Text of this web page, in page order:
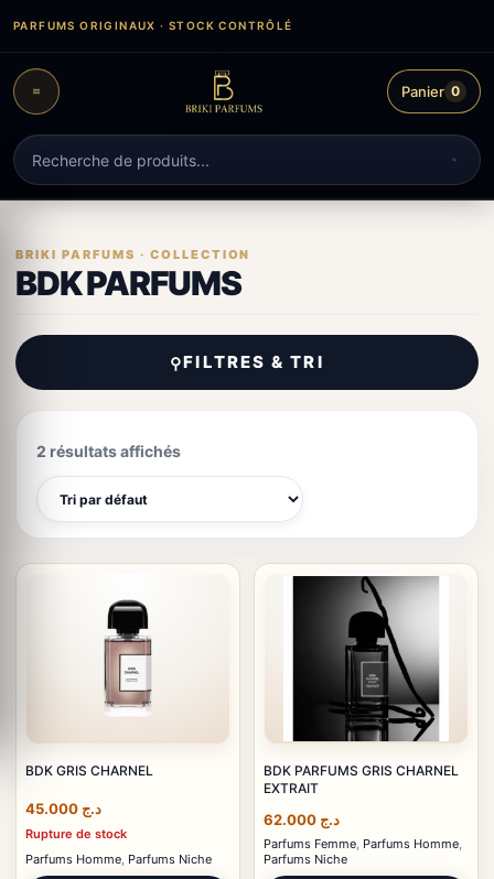
contenu
PARFUMS ORIGINAUX · STOCK CONTRÔLÉ
Recherche
de
produits
Panier 0
BDK PARFUMS
⚲FILTRES & TRI
2 résultats affichés
BDK GRIS CHARNEL
د.ج
Rupture de stock
Parfums Homme, Parfums Niche
BDK PARFUMS GRIS CHARNEL
EXTRAIT
د.ج
Parfums Femme, Parfums Homme,
Parfums Niche